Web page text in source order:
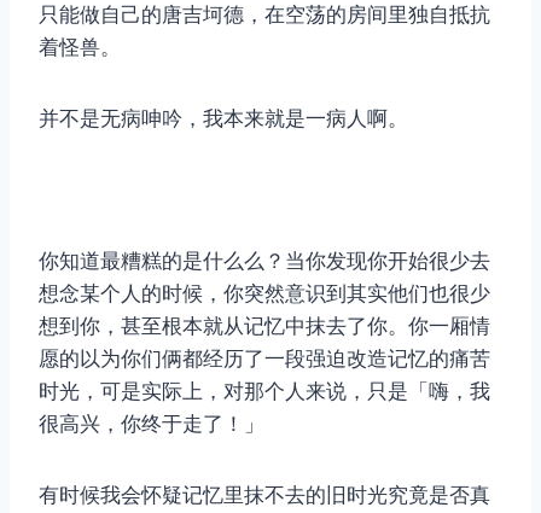
只能做自己的唐吉坷德，在空荡的房间里独自抵抗
着怪兽。
并不是无病呻吟，我本来就是一病人啊。
你知道最糟糕的是什么么？当你发现你开始很少去
想念某个人的时候，你突然意识到其实他们也很少
想到你，甚至根本就从记忆中抹去了你。你一厢情
愿的以为你们俩都经历了一段强迫改造记忆的痛苦
时光，可是实际上，对那个人来说，只是「嗨，我
很高兴，你终于走了！」
有时候我会怀疑记忆里抹不去的旧时光究竟是否真